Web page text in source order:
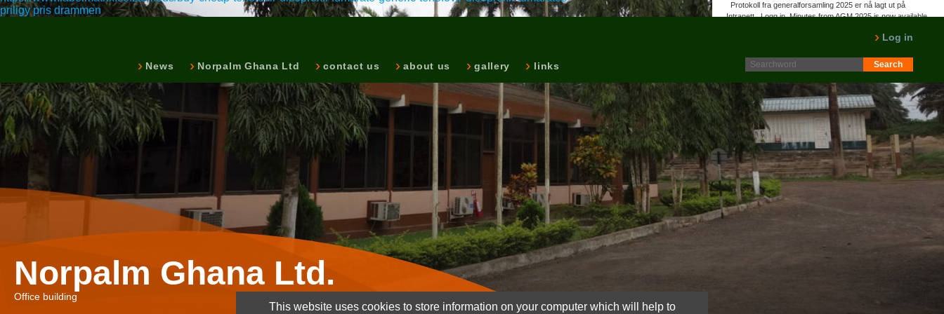
priligy pris drammen
News Norpalm Ghana Ltd contact us about us gallery links
Log in
Protokoll fra generalforsamling 2025 er nå lagt ut på
Intranett. Logg in. Minutes from AGM 2025 is now available
Norpalm Ghana Ltd.
Office building
This website uses cookies to store information on your computer which will help to